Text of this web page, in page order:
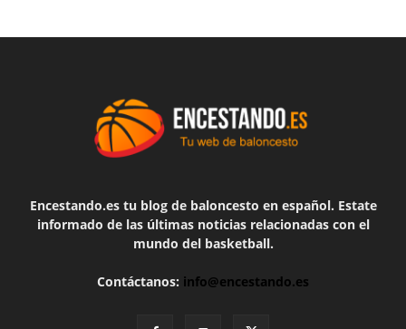
Encestando.es tu blog de baloncesto en español. Estate
informado de las últimas noticias relacionadas con el
mundo del basketball.
Contáctanos: info@encestando.es